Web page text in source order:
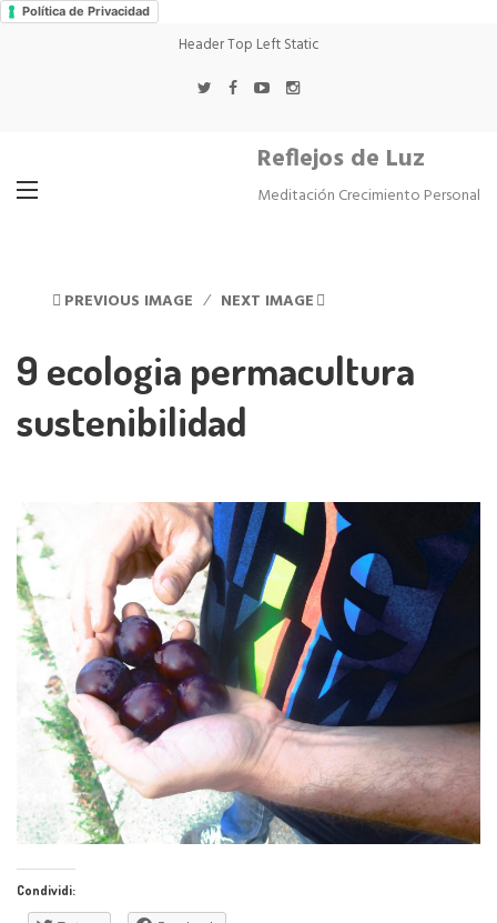
Política de Privacidad
Header Top Left Static
Reflejos de Luz
Meditación Crecimiento Personal
PREVIOUS IMAGE NEXT IMAGE
9 ecologia permacultura
sustenibilidad
Condividi: